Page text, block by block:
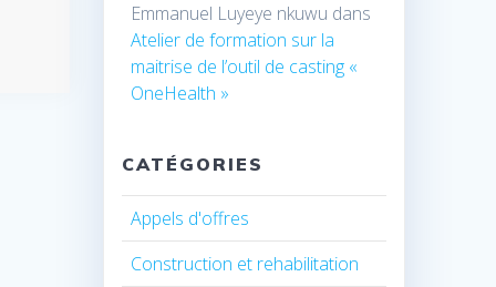
Emmanuel Luyeye nkuwu dans
Atelier de formation sur la
maitrise de l’outil de casting «
OneHealth »
CATÉGORIES
Appels d'offres
Construction et rehabilitation